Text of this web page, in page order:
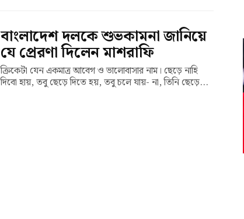
বাংলাদেশ দলকে শুভকামনা জানিয়ে
যে প্রেরণা দিলেন মাশরাফি
ক্রিকেটা যেন একমাত্র আবেগ ও ভালোবাসার নাম। ছেড়ে নাহি
দিবো হায়, তবু ছেড়ে দিতে হয়, তবু চলে যায়- না, তিনি ছেড়ে...